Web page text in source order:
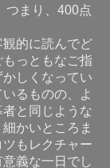
まり、 400点
的に読んでど
っともなご指
しくなってい
るものの、よ
と同じような
かいところま
もレクチャー
義な一日でし